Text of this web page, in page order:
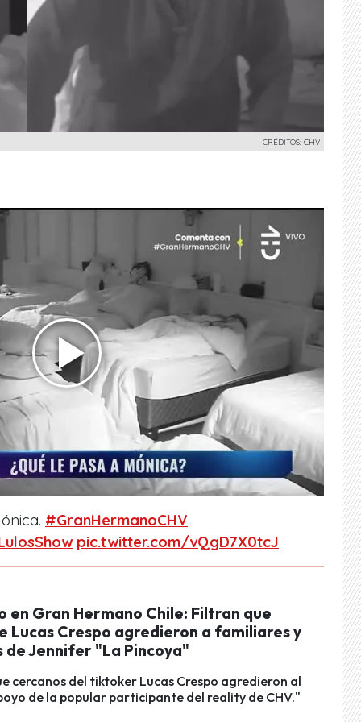
CRÉDITOS: CHV
#GranHermanoCHV
pic.twitter.com/vQgD7X0tcJ
en Gran Hermano Chile: Filtran que
Lucas Crespo agredieron a familiares y
de Jennifer "La Pincoya"
cercanos del tiktoker Lucas Crespo agredieron al
de la popular participante del reality de CHV."